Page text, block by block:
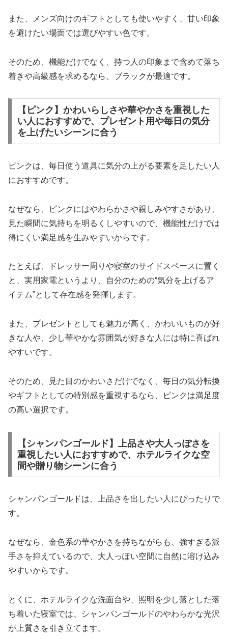
また、メンズ向けのギフトとしても使いやすく、甘い印象
を避けたい場面では選びやすい色です。
そのため、機能だけでなく、持つ人の印象まで含めて落ち
着きや高級感を求めるなら、ブラックが最適です。
【ピンク】かわいらしさや華やかさを重視した
い人におすすめで、プレゼント用や毎日の気分
を上げたいシーンに合う
ピンクは、毎日使う道具に気分の上がる要素を足したい人
におすすめです。
なぜなら、ピンクにはやわらかさや親しみやすさがあり、
見た瞬間に気持ちを明るくしやすいので、機能性だけでは
得にくい満足感を生みやすいからです。
たとえば、ドレッサー周りや寝室のサイドスペースに置く
と、実用家電というより、自分のための“気分を上げるア
イテム”として存在感を発揮します。
また、プレゼントとしても魅力が高く、かわいいものが好
きな人や、少し華やかな雰囲気が好きな人には特に喜ばれ
やすいです。
そのため、見た目のかわいさだけでなく、毎日の気分転換
やギフトとしての特別感を重視するなら、ピンクは満足度
の高い選択です。
【シャンパンゴールド】上品さや大人っぽさを
重視したい人におすすめで、ホテルライクな空
間や贈り物シーンに合う
シャンパンゴールドは、上品さを出したい人にぴったりで
す。
なぜなら、金色系の華やかさを持ちながらも、強すぎる派
手さを抑えているので、大人っぽい空間に自然に溶け込み
やすいからです。
とくに、ホテルライクな洗面台や、照明を少し落とした落
ち着いた寝室では、シャンパンゴールドのやわらかな光沢
が上質さを引き立てます。